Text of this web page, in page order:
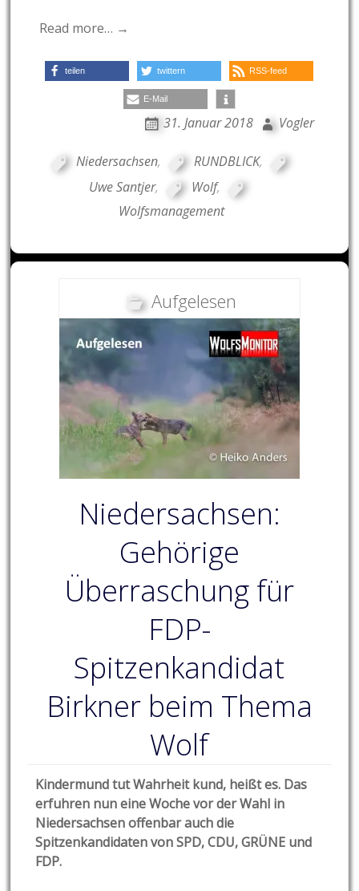
Read more… →
teilen twittern RSS-feed
E-Mail
31. Januar 2018 Vogler
Niedersachsen, RUNDBLICK,
Uwe Santjer, Wolf,
Wolfsmanagement
Aufgelesen
Niedersachsen:
Gehörige
Überraschung für
FDP-
Spitzenkandidat
Birkner beim Thema
Wolf
Kindermund tut Wahrheit kund, heißt es. Das
erfuhren nun eine Woche vor der Wahl in
Niedersachsen offenbar auch die
Spitzenkandidaten von SPD, CDU, GRÜNE und
FDP.